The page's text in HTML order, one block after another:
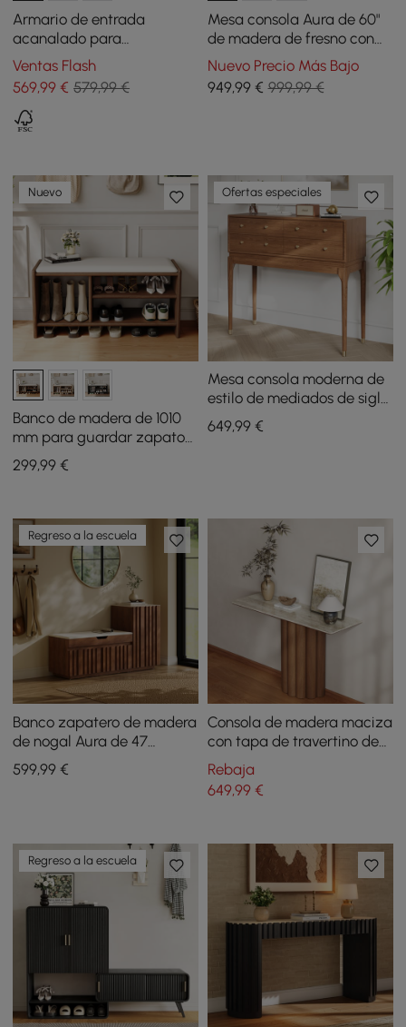
Armario de entrada
acanalado para
almacenamiento de
zapatos, chapado en
madera de fresno
Ventas Flash
569,99 € 579,99 €
Mesa consola Aura de 60"
de madera de fresno con
diseño acanalado en color
nogal y tapa de piedra
sinterizada
Nuevo Precio Más Bajo
949,99€ 999,99 €
Nuevo
Banco de madera de 1010
mm para guardar zapatos,
tapizado en piel
299,99 €
Ofertas especiales
Mesa consola moderna de
estilo de mediados de siglo,
1000 mm, mesa de entrada
de madera de nogal con 4
649,99€
Regreso a la escuela
Banco zapatero de madera
de nogal Aura de 47
pulgadas con gabinete
lateral derecho para
599,99 €
Consola de madera maciza
con tapa de travertino de
1200 mm
Rebaja
649,99€
Regreso a la escuela